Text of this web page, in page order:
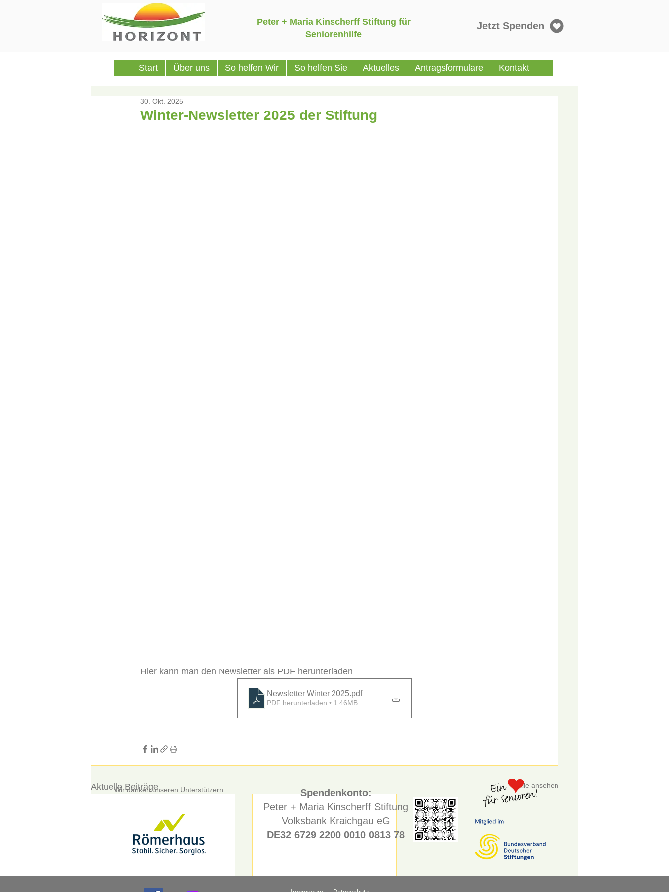
Peter + Maria Kinscherff Stiftung für
Seniorenhilfe
Jetzt Spenden
Start Über uns So helfen Wir So helfen Sie Aktuelles Antragsformulare Kontakt
Winter-Newsletter 2025 der Stiftung
30. Okt. 2025
Hier kann man den Newsletter als PDF herunterladen
Newsletter Winter 2025.pdf
PDF herunterladen • 1.46MB
Aktuelle Beiträge Alle ansehen
Wir danken unseren Unterstützern
Spendenkonto:
Peter + Maria Kinscherff Stiftung
Volksbank Kraichgau eG
DE32 6729 2200 0010 0813 78